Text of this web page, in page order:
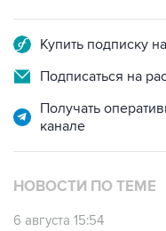
Купить подписку
Подписаться на
Получать
канале
НОВОСТИ ПО ТЕМЕ
6 августа 15:54